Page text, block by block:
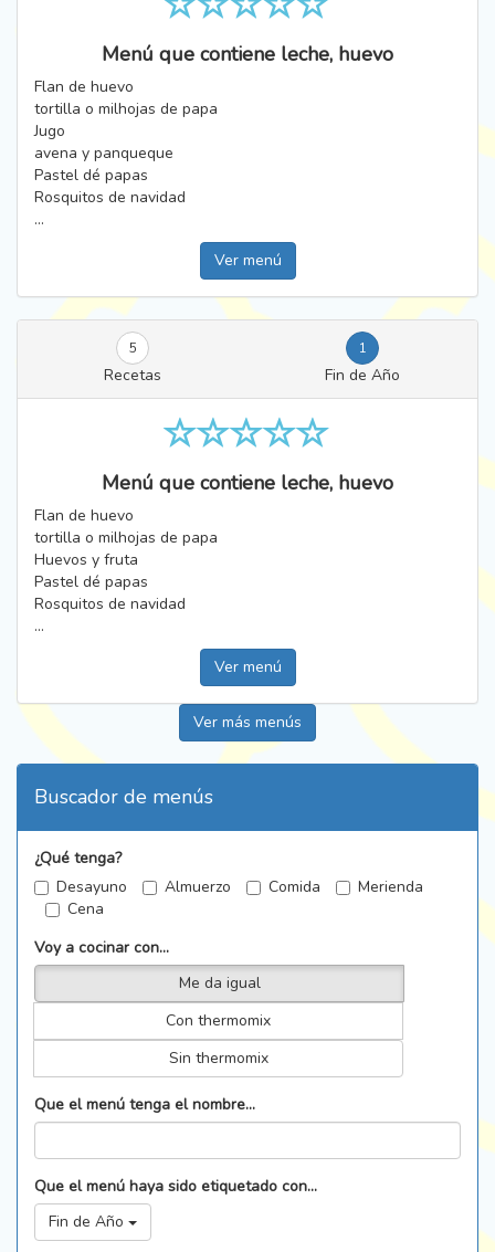
Menú que contiene leche, huevo
Flan de huevo
tortilla o milhojas de papa
Jugo
avena y panqueque
Pastel dé papas
Rosquitos de navidad
...
Ver menú
5 1
Recetas Fin de Año
Menú que contiene leche, huevo
Flan de huevo
tortilla o milhojas de papa
Huevos y fruta
Pastel dé papas
Rosquitos de navidad
...
Ver menú
Ver más menús
Buscador de menús
¿Qué tenga?
Desayuno
Almuerzo Comida
Merienda
Cena
Voy a cocinar con...
Me da igual
Con thermomix
Sin thermomix
Que el menú tenga el nombre...
Que el menú haya sido etiquetado con...
Fin de Año